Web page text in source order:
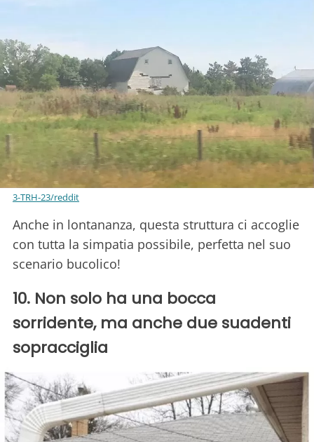
3-TRH-23/reddit
Anche in lontananza, questa struttura ci accoglie
con tutta la simpatia possibile, perfetta nel suo
scenario bucolico!
10. Non solo ha una bocca
sorridente, ma anche due suadenti
sopracciglia